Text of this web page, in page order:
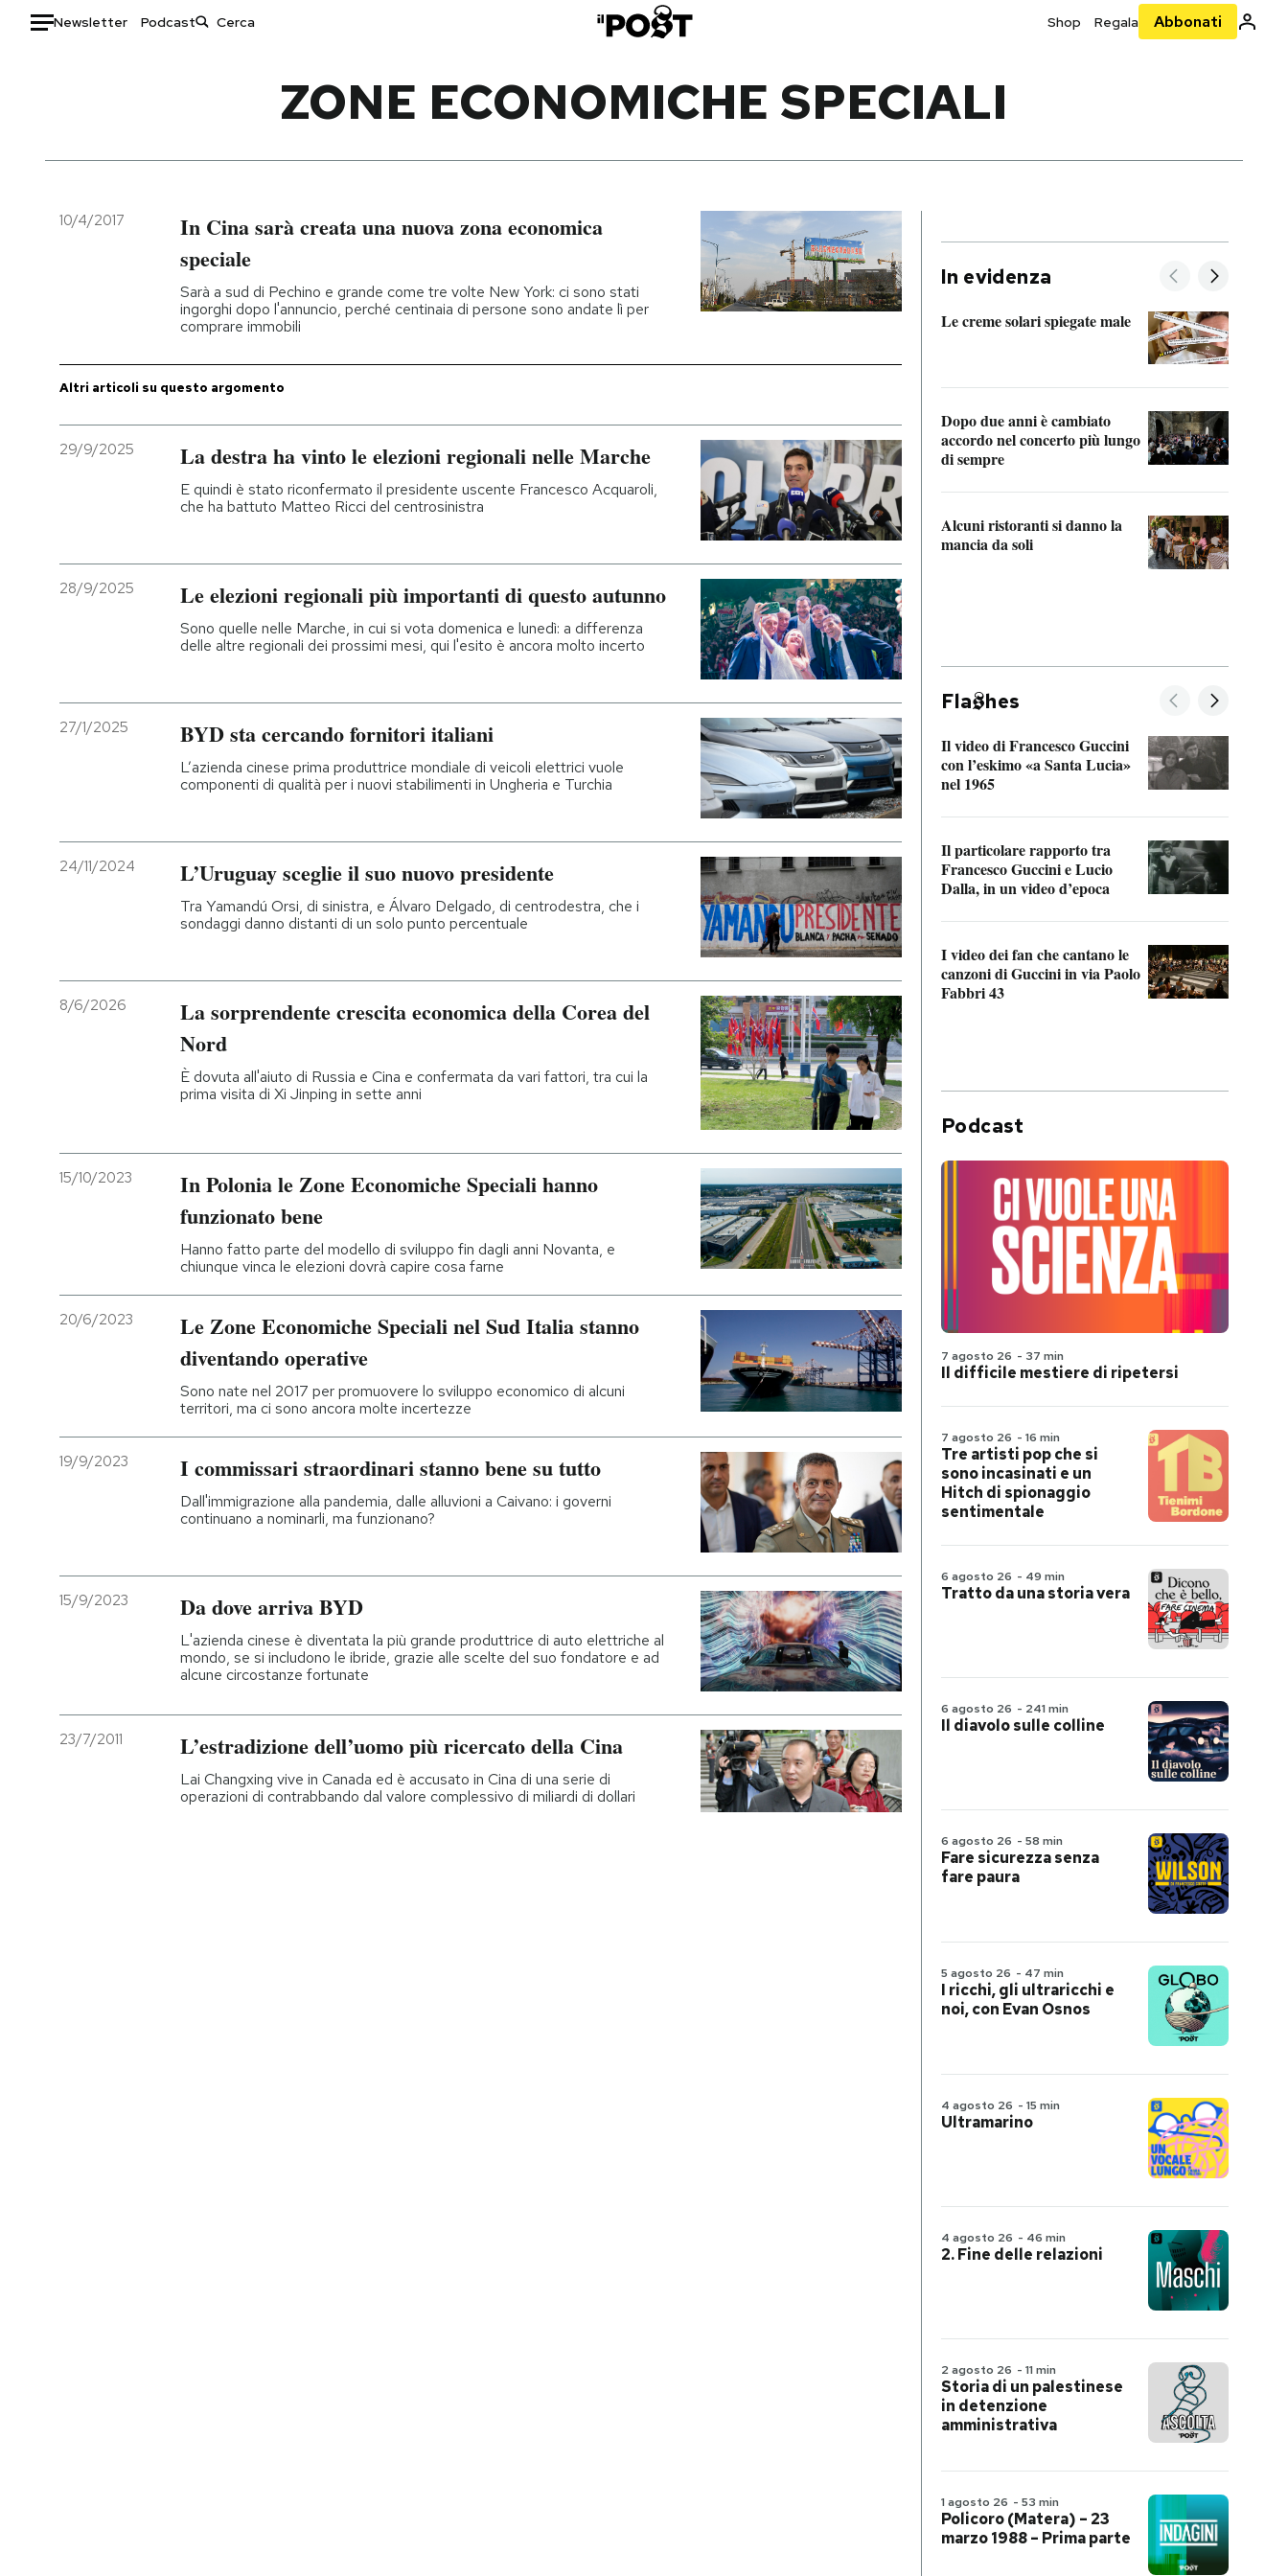
Newsletter Podcast Shop Regala Abbonati
Italia
Politica
Sport
Moda
Ok Boomer!
Media
Europa
Mondiali calcio 2026
I MIEI PREFERITI
CALENDARIO
AREA PERSONALE
ZONE ECONOMICHE SPECIALI
10/4/2017
In Cina sarà creata una nuova zona economica
speciale
Sarà a sud di Pechino e grande come tre volte New York: ci sono stati
ingorghi dopo l'annuncio, perché centinaia di persone sono andate lì per
comprare immobili
Altri articoli su questo argomento
29/9/2025 La destra ha vinto le elezioni regionali nelle Marche
E quindi è stato riconfermato il presidente uscente Francesco Acquaroli,
che ha battuto Matteo Ricci del centrosinistra
28/9/2025 Le elezioni regionali più importanti di questo autunno
Sono quelle nelle Marche, in cui si vota domenica e lunedì: a differenza
delle altre regionali dei prossimi mesi, qui l'esito è ancora molto incerto
27/1/2025 BYD sta cercando fornitori italiani
L’azienda cinese prima produttrice mondiale di veicoli elettrici vuole
componenti di qualità per i nuovi stabilimenti in Ungheria e Turchia
24/11/2024 L’Uruguay sceglie il suo nuovo presidente
Tra Yamandú Orsi, di sinistra, e Álvaro Delgado, di centrodestra, che i
sondaggi danno distanti di un solo punto percentuale
8/6/2026
La sorprendente crescita economica della Corea del
Nord
È dovuta all'aiuto di Russia e Cina e confermata da vari fattori, tra cui la
prima visita di Xi Jinping in sette anni
15/10/2023
In Polonia le Zone Economiche Speciali hanno
funzionato bene
Hanno fatto parte del modello di sviluppo fin dagli anni Novanta, e
chiunque vinca le elezioni dovrà capire cosa farne
20/6/2023
Le Zone Economiche Speciali nel Sud Italia stanno
diventando operative
Sono nate nel 2017 per promuovere lo sviluppo economico di alcuni
territori, ma ci sono ancora molte incertezze
19/9/2023 I commissari straordinari stanno bene su tutto
Dall'immigrazione alla pandemia, dalle alluvioni a Caivano: i governi
continuano a nominarli, ma funzionano?
15/9/2023 Da dove arriva BYD
L'azienda cinese è diventata la più grande produttrice di auto elettriche al
mondo, se si includono le ibride, grazie alle scelte del suo fondatore e ad
alcune circostanze fortunate
23/7/2011 L’estradizione dell’uomo più ricercato della Cina
Lai Changxing vive in Canada ed è accusato in Cina di una serie di
operazioni di contrabbando dal valore complessivo di miliardi di dollari
In evidenza
Le creme solari spiegate male
Dopo due anni è cambiato
accordo nel concerto più lungo
di sempre
Alcuni ristoranti si danno la
mancia da soli
Fla hes
Il video di Francesco Guccini
con l’eskimo «a Santa Lucia»
nel 1965
Il particolare rapporto tra
Francesco Guccini e Lucio
Dalla, in un video d’epoca
I video dei fan che cantano le
canzoni di Guccini in via Paolo
Fabbri 43
Podcast
7 agosto 26 - 37 min
Il difficile mestiere di ripetersi
7 agosto 26 - 16 min
Tre artisti pop che si
sono incasinati e un
Hitch di spionaggio
sentimentale
6 agosto 26 - 49 min
Tratto da una storia vera
6 agosto 26 - 241 min
Il diavolo sulle colline
6 agosto 26 - 58 min
Fare sicurezza senza
fare paura
5 agosto 26 - 47 min
I ricchi, gli ultraricchi e
noi, con Evan Osnos
4 agosto 26 - 15 min
Ultramarino
4 agosto 26 - 46 min
2. Fine delle relazioni
2 agosto 26 - 11 min
Storia di un palestinese
in detenzione
amministrativa
1 agosto 26 - 53 min
Policoro (Matera) – 23
marzo 1988 – Prima parte